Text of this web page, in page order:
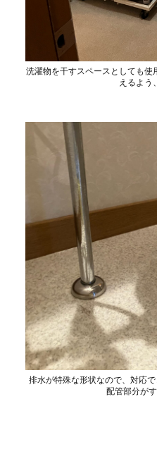
洗濯物を干すスペースとしても使
えるよう
排水が特殊な形状なので、対応
配管部分が